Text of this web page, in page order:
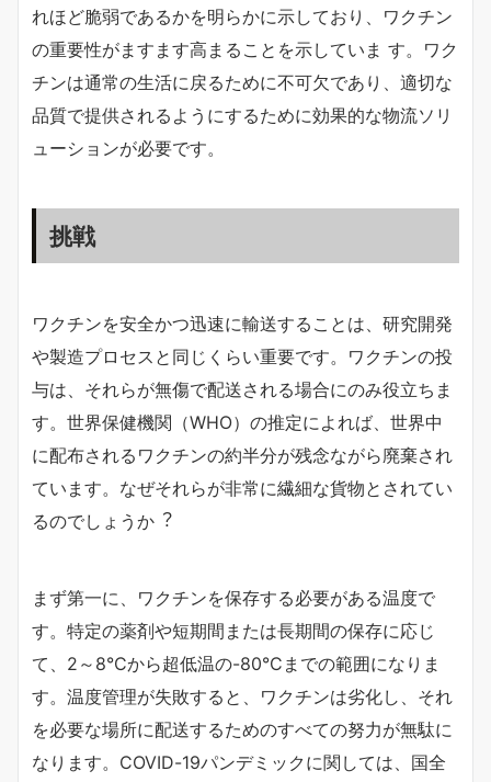
れほど脆弱であるかを明らかに示しており、ワクチン
の重要性がますます高まることを示していま す。ワク
チンは通常の生活に戻るために不可欠であり、適切な
品質で提供されるようにするために効果的な物流ソリ
ューションが必要です。
挑戦
ワクチンを安全かつ迅速に輸送することは、研究開発
や製造プロセスと同じくらい重要です。ワクチンの投
与は、それらが無傷で配送される場合にのみ役立ちま
す。世界保健機関（WHO）の推定によれば、世界中
に配布されるワクチンの約半分が残念ながら廃棄され
ています。なぜそれらが非常に繊細な貨物とされてい
るのでしょうか︖
まず第一に、ワクチンを保存する必要がある温度で
す。特定の薬剤や短期間または長期間の保存に応じ
て、2～8°Cから超低温の-80°Cまでの範囲になりま
す。温度管理が失敗すると、ワクチンは劣化し、それ
を必要な場所に配送するためのすべての努力が無駄に
なります。COVID-19パンデミックに関しては、国全